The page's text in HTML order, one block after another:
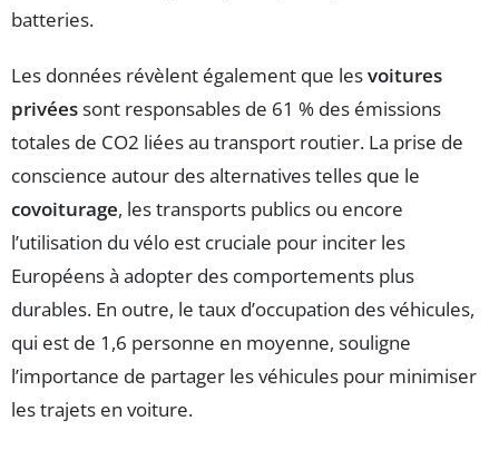
batteries.
Les données révèlent également que lesvoitures
privéessont responsables de 61 % des émissions
totales de CO2 liées au transport routier. La prise de
conscience autour des alternatives telles que le
covoiturage, les transports publics ou encore
l’utilisation du vélo est cruciale pour inciter les
Européens à adopter des comportements plus
durables. En outre, le taux d’occupation des véhicules,
qui est de 1,6 personne en moyenne, souligne
l’importance de partager les véhicules pour minimiser
les trajets en voiture.